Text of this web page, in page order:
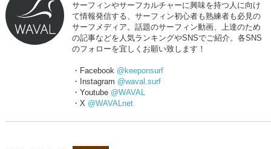
サーフィンやサーフカルチャーに興味を持つ人に向け
て情報発信する、サーフィン初心者も熟練者も必見の
サーフメディア。話題のサーフィン動画、上達のため
の記事などを人気ランキングやSNSでご紹介。各SNS
のフォローを宜しくお願い致します！
・Facebook @keeponsurf
・Instagram @waval.surf
・Youtube @WAVAL
・X @WAVALnet